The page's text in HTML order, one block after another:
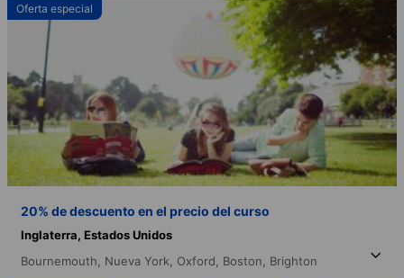
Oferta especial
20% de descuento en el precio del curso
Inglaterra, Estados Unidos
Bournemouth, Nueva York, Oxford, Boston, Brighton